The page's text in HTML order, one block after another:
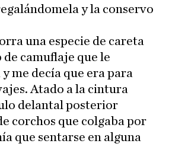
y la conservo
una especie de careta
camuflaje que le
me decía que era para
Atado a la cintura
delantal posterior
corchos que colgaba por
que sentarse en alguna